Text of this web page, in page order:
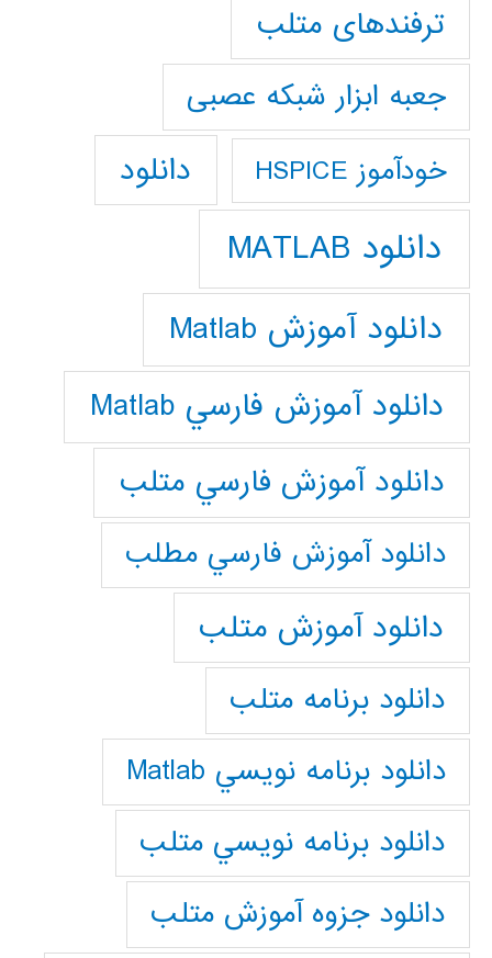
ترفندهای متلب
جعبه ابزار شبکه عصبی
خودآموز HSPICE دانلود
دانلود MATLAB
دانلود آموزش Matlab
دانلود آموزش فارسي Matlab
دانلود آموزش فارسي متلب
دانلود آموزش فارسي مطلب
دانلود آموزش متلب
دانلود برنامه متلب
دانلود برنامه نويسي Matlab
دانلود برنامه نويسي متلب
دانلود جزوه آموزش متلب